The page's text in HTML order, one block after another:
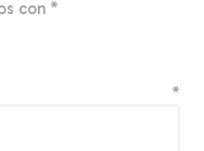
con *
*